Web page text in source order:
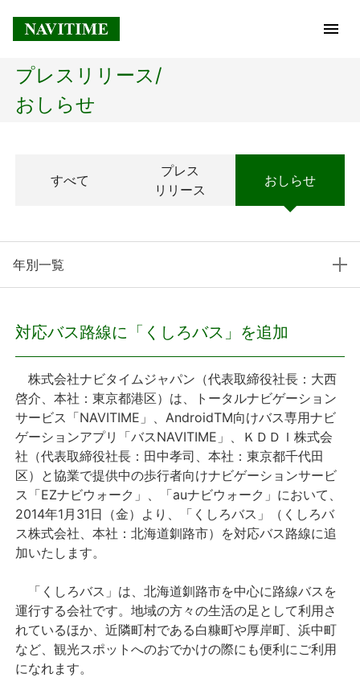
トップページ
経営理念
プレスリリース
プレスリリース
おしらせ
サービス
個人向けサービス
法人向けサービス
採用情報
English
プレスリリース/
おしらせ
すべて
プレス
リリース
おしらせ
年別一覧
対応バス路線に「くしろバス」を追加
株式会社ナビタイムジャパン（代表取締役社長：大西
啓介、本社：東京都港区）は、トータルナビゲーション
サービス「NAVITIME」、AndroidTM向けバス専用ナビ
ゲーションアプリ「バスNAVITIME」、ＫＤＤＩ株式会
社（代表取締役社長：田中孝司、本社：東京都千代田
区）と協業で提供中の歩行者向けナビゲーションサービ
ス「EZナビウォーク」、「auナビウォーク」において、
2014年1月31日（金）より、「くしろバス」（くしろバ
ス株式会社、本社：北海道釧路市）を対応バス路線に追
加いたします。
「くしろバス」は、北海道釧路市を中心に路線バスを
運行する会社です。地域の方々の生活の足として利用さ
れているほか、近隣町村である白糠町や厚岸町、浜中町
など、観光スポットへのおでかけの際にも便利にご利用
になれます。